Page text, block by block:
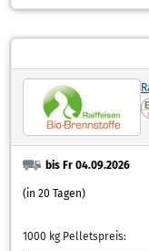
bis Fr 04.09.2026
(in 20 Tagen)
1000 kg Pelletspreis: